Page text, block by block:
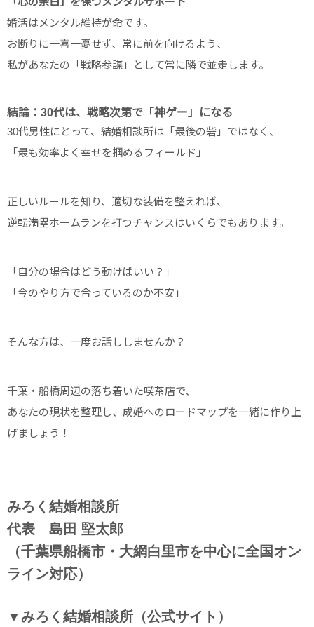
婚活はメンタル維持が命です。
お断りに一喜一憂せず、常に前を向けるよう、
私があなたの「戦略参謀」として常に隣で並走します。
結論：30代は、戦略次第で「神ゲー」になる
30代男性にとって、結婚相談所は「最後の砦」ではなく、
「最も効率よく幸せを掴めるフィールド」
正しいルールを知り、適切な装備を整えれば、
逆転満塁ホームランを打つチャンスはいくらでもあります。
「自分の場合はどう動けばいい？」
「今のやり方で合っているのか不安」
そんな方は、一度お話ししませんか？
千葉・船橋周辺の落ち着いた喫茶店で、
あなたの現状を整理し、成婚へのロードマップを一緒に作り上
げましょう！
みろく結婚相談所
代表 島田 堅太郎
（千葉県船橋市・大網白里市を中心に全国オン
ライン対応）
▼みろく結婚相談所（公式サイト）